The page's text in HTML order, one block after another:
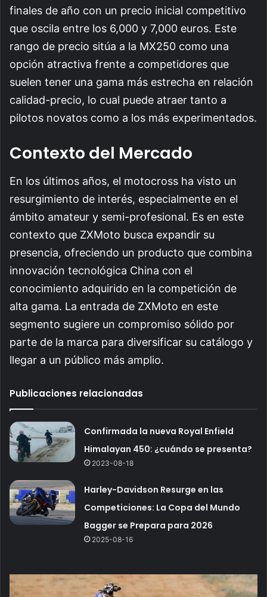
finales de año con un precio inicial competitivo
que oscila entre los 6,000 y 7,000 euros. Este
rango de precio sitúa a la MX250 como una
opción atractiva frente a competidores que
suelen tener una gama más estrecha en relación
calidad-precio, lo cual puede atraer tanto a
pilotos novatos como a los más experimentados.
Contexto del Mercado
En los últimos años, el motocross ha visto un
resurgimiento de interés, especialmente en el
ámbito amateur y semi-profesional. Es en este
contexto que ZXMoto busca expandir su
presencia, ofreciendo un producto que combina
innovación tecnológica China con el
conocimiento adquirido en la competición de
alta gama. La entrada de ZXMoto en este
segmento sugiere un compromiso sólido por
parte de la marca para diversificar su catálogo y
llegar a un público más amplio.
Publicaciones relacionadas
Confirmada la nueva Royal Enfield
Himalayan 450: ¿cuándo se presenta?
2023-08-18
Harley-Davidson Resurge en las
Competiciones: La Copa del Mundo
Bagger se Prepara para 2026
2025-08-16